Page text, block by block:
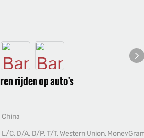
rijden op auto's
China
L/C, D/A, D/P, T/T, Western Union,